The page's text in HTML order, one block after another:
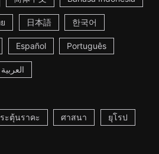
日本語 한국어
Español Português
العربية
ะตุ้นราคะ ศาสนา ยุโรป